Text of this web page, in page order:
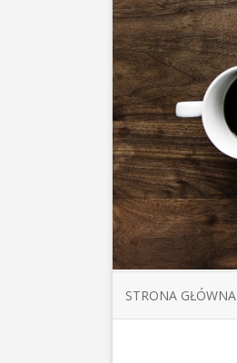
STRONA GŁÓWNA